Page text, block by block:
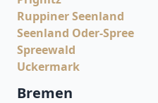
Ruppiner Seenland
Seenland Oder-Spree
Spreewald
Uckermark
Bremen